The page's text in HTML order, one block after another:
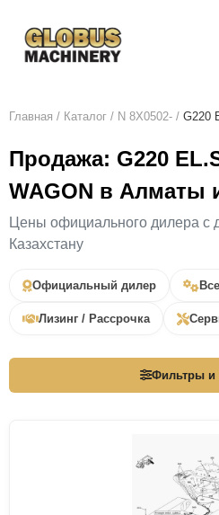
Главная / Каталог / N 8X0502- / G220
Продажа: G220
WAGON в Алматы
Цены официального дилера с
Казахстану
Официальный дилер
Лизинг / Рассрочка
Фильтры и